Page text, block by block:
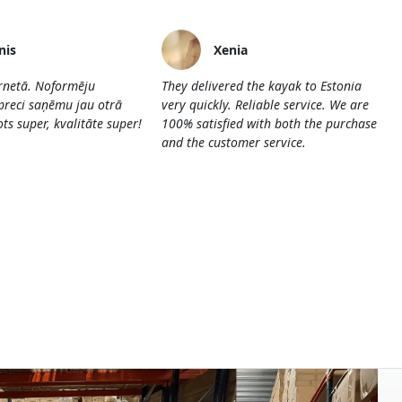
Noformēju
saņēmu jau otrā
super, kvalitāte super!
Xenia
They delivered the kayak to Estonia
very quickly. Reliable service. We are
100% satisfied with both the purchase
and the customer service.